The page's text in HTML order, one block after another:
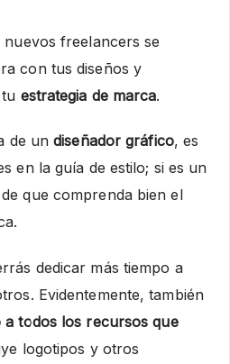
freelancers se
con tus diseños y
estrategia de marca.
de undiseñador gráfico, es
en la guía de estilo; si es un
que comprenda bien el
dedicar más tiempo a
Evidentemente, también
a todos los recursos que
logotipos y otros